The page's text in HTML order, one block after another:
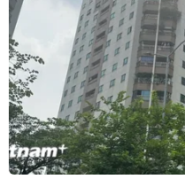
Thông tấn xã Việt
trang sử vẻ vang
20/06/2025 01:28
Trong hành trình 100
một trong những lực